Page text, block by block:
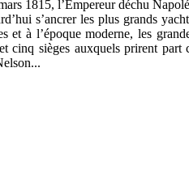
1815, l’Empereur déchu
s’ancrer les plus grands
à l’époque moderne, les
sièges auxquels prirent